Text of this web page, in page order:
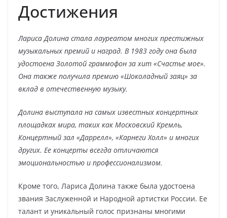
Достижения
Лариса Долина стала лауреатом многих престижных
музыкальных премий и наград. В 1983 году она была
удостоена Золотой граммофон за хит «Счастье мое».
Она также получила премию «Шоколадный заяц» за
вклад в отечественную музыку.
Долина выступала на самых известных концертных
площадках мира, таких как Московский Кремль,
Концертный зал «Даррелл», «Карнеги Холл» и многих
других. Ее концерты всегда отличаются
эмоциональностью и профессионализмом.
Кроме того, Лариса Долина также была удостоена
звания Заслуженной и Народной артистки России. Ее
талант и уникальный голос признаны многими